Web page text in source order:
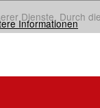
Dienste. Durch
Informationen